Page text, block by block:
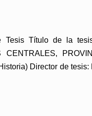
Tesis Título de la
CENTRALES,
Director de